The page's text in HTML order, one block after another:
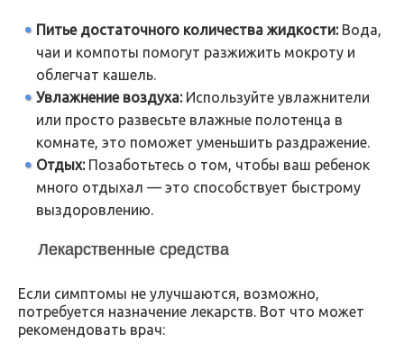
Питье достаточного количества жидкости:Вода,
чаи и компоты помогут разжижить мокроту и
облегчат кашель.
Увлажнение воздуха:Используйте увлажнители
или просто развесьте влажные полотенца в
комнате, это поможет уменьшить раздражение.
Отдых:Позаботьтесь о том, чтобы ваш ребенок
много отдыхал — это способствует быстрому
выздоровлению.
Лекарственные средства
Если симптомы не улучшаются, возможно,
потребуется назначение лекарств. Вот что может
рекомендовать врач: